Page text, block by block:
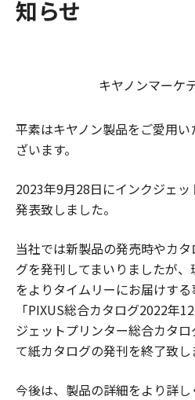
知らせ
キヤノンマーケ
平素はキヤノン製品をご愛用
ざいます。
2023年9月28日にインクジェ
発表致しました。
当社では新製品の発売時やカ
グを発刊してまいりましたが
をよりタイムリーにお届けする
「PIXUS総合カタログ2022年
ジェットプリンター総合カタ
て紙カタログの発刊を終了致し
今後は、製品の詳細をより詳